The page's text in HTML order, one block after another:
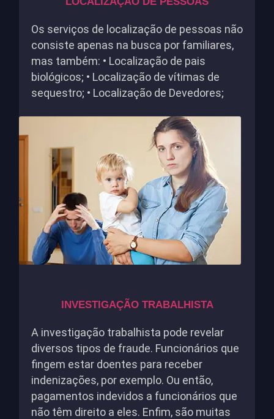
Os serviços de localização de pessoas não
consiste apenas na busca por familiares,
mas também: • Localização de pais
biológicos; • Localização de vítimas de
sequestro; • Localização de Devedores;
INVESTIGAÇÃO TRABALHISTA
A investigação trabalhista pode revelar
diversos tipos de fraude. Funcionários que
fingem estar doentes para receber
indenizações, por exemplo. Ou então,
pagamentos indevidos a funcionários que
não têm direito a eles. Enfim, são muitas